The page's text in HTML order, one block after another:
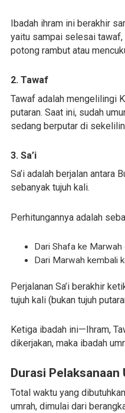
Ibadah ihram ini berakhir
yaitu sampai selesai tawaf,
potong rambut atau
2. Tawaf
Tawaf adalah mengelilingi
putaran. Saat ini, sudah
sedang berputar di
3. Sa’i
Sa’i adalah berjalan antara
sebanyak tujuh kali.
Perhitungannya adalah
Dari Shafa ke Marwah
Dari Marwah kembali
Perjalanan Sa’i berakhir
tujuh kali (bukan tujuh
Ketiga ibadah ini—Ihram,
dikerjakan, maka ibadah
Durasi Pelaksanaan
Total waktu yang
umrah, dimulai dari